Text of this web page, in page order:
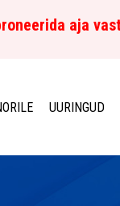
aja
UURINGUD